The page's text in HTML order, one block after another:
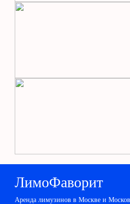
ЛимоФаворит
Аренда лимузинов в Москве и